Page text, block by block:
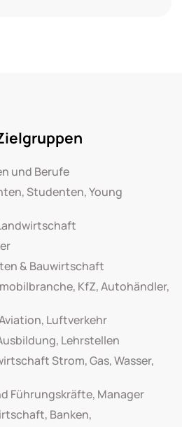
und Berufe
Studenten, Young
& Bauwirtschaft
KfZ, Autohändler,
Luftverkehr
Lehrstellen
Strom, Gas, Wasser,
Führungskräfte, Manager
Banken,